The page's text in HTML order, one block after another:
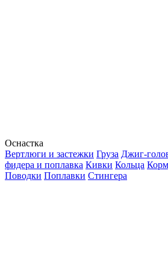
Оснастка
Вертлюги и застежки Груза Джиг-
фидера и поплавка Кивки Кольца
Поводки Поплавки Стингера